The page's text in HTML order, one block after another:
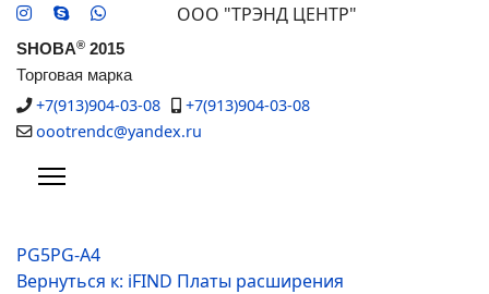
ООО "ТРЭНД ЦЕНТР"
SHOBA® 2015
Торговая марка
+7(913)904-03-08
+7(913)904-03-08
oootrendc@yandex.ru
PG5PG-A4
Вернуться к: iFIND Платы расширения